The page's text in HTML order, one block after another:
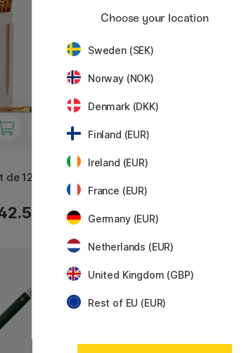
de 12
€
ROTRING
22%
Choose your location
Sweden (SEK)
Norway (NOK)
Denmark (DKK)
Finland (EUR)
Ireland (EUR)
France (EUR)
Germany (EUR)
Netherlands (EUR)
United Kingdom (GBP)
Rest of EU (EUR)